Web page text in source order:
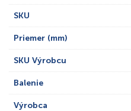
SKU
Priemer (mm)
SKU Výrobcu
Balenie
Výrobca